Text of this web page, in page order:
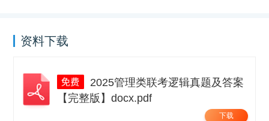
资料下载
【完整版】docx.pdf
下载